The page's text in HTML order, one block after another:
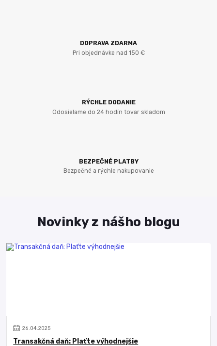
DOPRAVA ZDARMA
Pri objednávke nad 150 €
RÝCHLE DODANIE
Odosielame do 24 hodín tovar skladom
BEZPEČNÉ PLATBY
Bezpečné a rýchle nakupovanie
Novinky z nášho blogu
26.04.2025
Transakčná daň: Plaťte výhodnejšie